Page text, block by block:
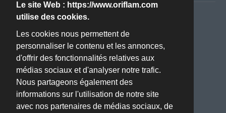
Le site Web : https://www.oriflam.com
utilise des cookies.
Les cookies nous permettent de
personnaliser le contenu et les annonces,
d'offrir des fonctionnalités relatives aux
médias sociaux et d'analyser notre trafic.
Nous partageons également des
informations sur l'utilisation de notre site
avec nos partenaires de médias sociaux, de
Nous contacter
Adresse :
ZA BOISSIERE - Avenue de l'Industrie - 34820 TEYRAN
(Montpellier, 34)
04 67 70 61 22
Email :